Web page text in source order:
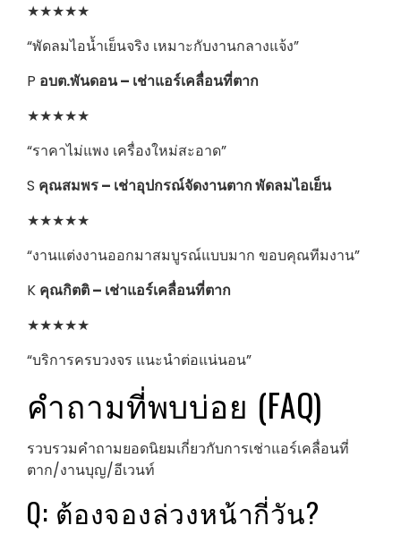
★★★★★
“พัดลมไอน้ำเย็นจริง เหมาะกับงานกลางแจ้ง”
P อบต.พันดอน – เช่าแอร์เคลื่อนที่ตาก
★★★★★
“ราคาไม่แพง เครื่องใหม่สะอาด”
S คุณสมพร – เช่าอุปกรณ์จัดงานตาก พัดลมไอเย็น
★★★★★
“งานแต่งงานออกมาสมบูรณ์แบบมาก ขอบคุณทีมงาน”
K คุณกิตติ – เช่าแอร์เคลื่อนที่ตาก
★★★★★
“บริการครบวงจร แนะนำต่อแน่นอน”
คำถามที่พบบ่อย (FAQ)
รวบรวมคำถามยอดนิยมเกี่ยวกับการเช่าแอร์เคลื่อนที่
ตาก/งานบุญ/อีเวนท์
Q: ต้องจองล่วงหน้ากี่วัน?